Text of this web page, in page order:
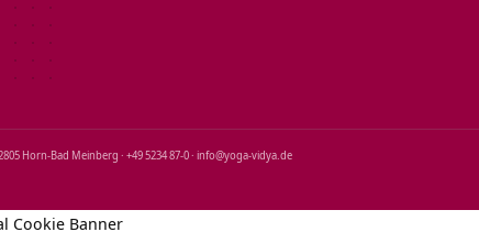
Horn‑Bad Meinberg · +49 5234 87‑0 · info@yoga‑vidya.de
Cookie Banner